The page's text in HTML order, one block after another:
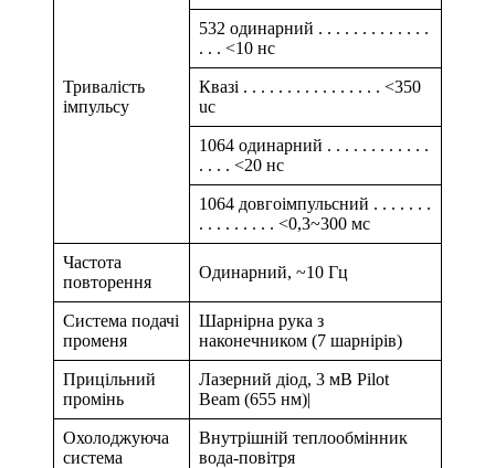
Тривалість
імпульсу
532 одинарний . . . . . . . . . . . . .
. . . <10 нс
Квазі . . . . . . . . . . . . . . . . <350
uc
1064 одинарний . . . . . . . . . . . .
. . . . <20 нс
1064 довгоімпульсний . . . . . . .
. . . . . . . . . <0,3~300 мс
Частота
повторення
Одинарний, ~10 Гц
Система подачі
променя
Шарнірна рука з
наконечником (7 шарнірів)
Прицільний
промінь
Лазерний діод, 3 мВ Pilot
Beam (655 нм)|
Охолоджуюча
система
Внутрішній теплообмінник
вода-повітря